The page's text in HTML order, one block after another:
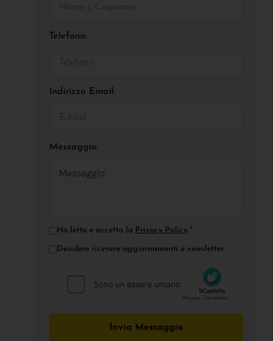
Telefono:
Indirizzo Email:
Messaggio:
Ho letto e accetto la Privacy Policy *
Desidero ricevere aggiornamenti e newsletter
Invia Messaggio